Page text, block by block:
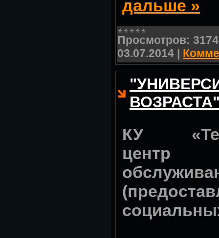
дальше »
Просмотров: 3174
03.07.2014 |
КУ
центр